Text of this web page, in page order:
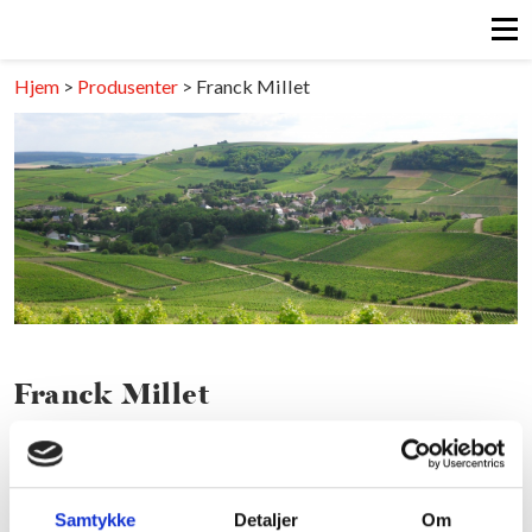
Samtykke Detaljer Om
Hjem > Produsenter > Franck Millet
Franck Millet
Last ned pdf